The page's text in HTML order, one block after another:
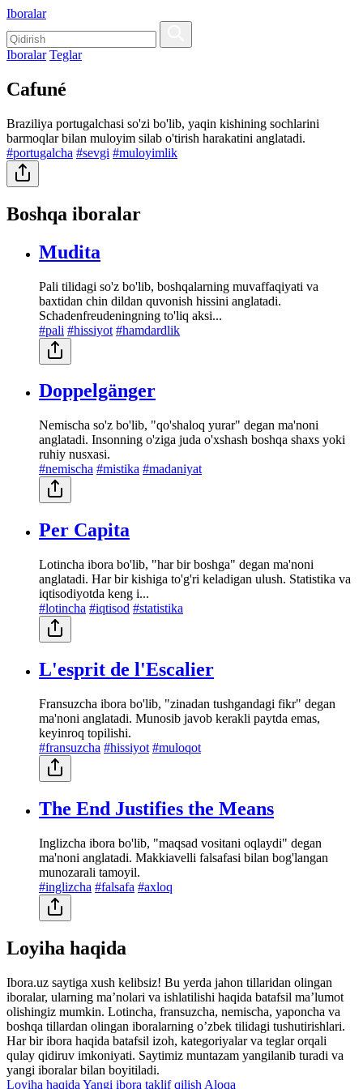
Iboralar
Iboralar Teglar
Cafuné
Braziliya portugalchasi so'zi bo'lib, yaqin kishining sochlarini
barmoqlar bilan muloyim silab o'tirish harakatini anglatadi.
#portugalcha #sevgi #muloyimlik
Boshqa iboralar
Mudita
Pali tilidagi so'z bo'lib, boshqalarning muvaffaqiyati va
baxtidan chin dildan quvonish hissini anglatadi.
Schadenfreudeningning to'liq aksi...
#pali #hissiyot #hamdardlik
Doppelgänger
Nemischa so'z bo'lib, "qo'shaloq yurar" degan ma'noni
anglatadi. Insonning o'ziga juda o'xshash boshqa shaxs yoki
ruhiy nusxasi.
#nemischa #mistika #madaniyat
Per Capita
Lotincha ibora bo'lib, "har bir boshga" degan ma'noni
anglatadi. Har bir kishiga to'g'ri keladigan ulush. Statistika va
iqtisodiyotda keng i...
#lotincha #iqtisod #statistika
L'esprit de l'Escalier
Fransuzcha ibora bo'lib, "zinadan tushgandagi fikr" degan
ma'noni anglatadi. Munosib javob kerakli paytda emas,
keyinroq topilishi.
#fransuzcha #hissiyot #muloqot
The End Justifies the Means
Inglizcha ibora bo'lib, "maqsad vositani oqlaydi" degan
ma'noni anglatadi. Makkiavelli falsafasi bilan bog'langan
munozarali tamoyil.
#inglizcha #falsafa #axloq
Loyiha haqida
Ibora.uz saytiga xush kelibsiz! Bu yerda jahon tillaridan olingan
iboralar, ularning maʼnolari va ishlatilishi haqida batafsil maʼlumot
olishingiz mumkin. Lotincha, fransuzcha, nemischa, yaponcha va
boshqa tillardan olingan iboralarning oʼzbek tilidagi tushutirishlari.
Har bir ibora haqida batafsil izoh, kategoriyalar va teglar orqali
qulay qidiruv imkoniyati. Saytimiz muntazam yangilanib turadi va
yangi iboralar bilan boyitiladi.
Loyiha haqida Yangi ibora taklif qilish Aloqa